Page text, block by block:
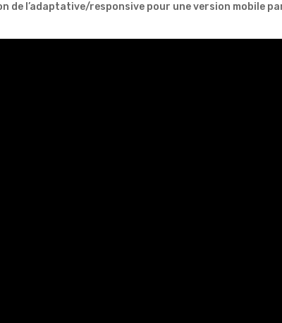
de l’adaptative/responsive pour une version mobile